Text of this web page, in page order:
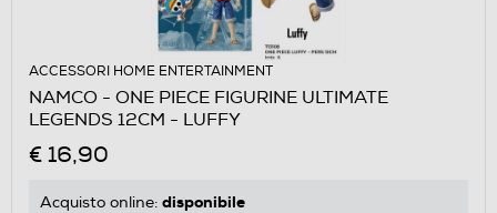
ACCESSORI HOME ENTERTAINMENT
NAMCO - ONE PIECE FIGURINE ULTIMATE
LEGENDS 12CM - LUFFY
€ 16,90
Acquisto online: disponibile